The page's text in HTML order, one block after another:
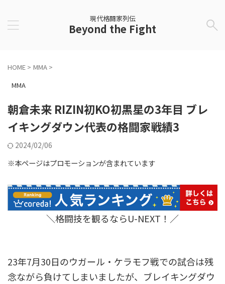
現代格闘家列伝
Beyond the Fight
HOME > MMA >
MMA
朝倉未来 RIZIN初KO初黒星の3年目 ブレ
イキングダウン代表の格闘家戦績3
2024/02/06
※本ページはプロモーションが含まれています
＼格闘技を観るならU-NEXT！／
23年7月30日のウガール・ケラモフ戦での試合は残
念ながら負けてしまいましたが、ブレイキングダウ